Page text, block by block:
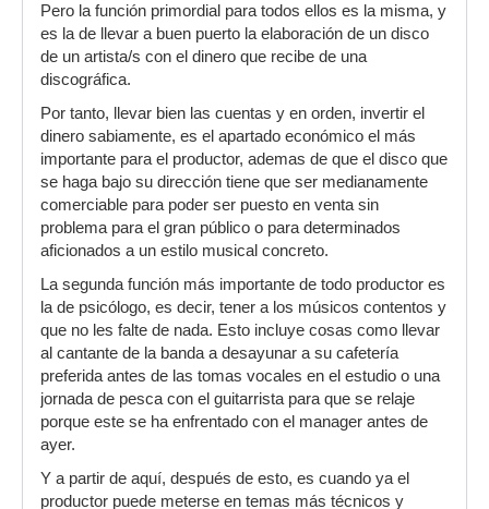
Pero la función primordial para todos ellos es la misma, y
es la de llevar a buen puerto la elaboración de un disco
de un artista/s con el dinero que recibe de una
discográfica.
Por tanto, llevar bien las cuentas y en orden, invertir el
dinero sabiamente, es el apartado económico el más
importante para el productor, ademas de que el disco que
se haga bajo su dirección tiene que ser medianamente
comerciable para poder ser puesto en venta sin
problema para el gran público o para determinados
aficionados a un estilo musical concreto.
La segunda función más importante de todo productor es
la de psicólogo, es decir, tener a los músicos contentos y
que no les falte de nada. Esto incluye cosas como llevar
al cantante de la banda a desayunar a su cafetería
preferida antes de las tomas vocales en el estudio o una
jornada de pesca con el guitarrista para que se relaje
porque este se ha enfrentado con el manager antes de
ayer.
Y a partir de aquí, después de esto, es cuando ya el
productor puede meterse en temas más técnicos y